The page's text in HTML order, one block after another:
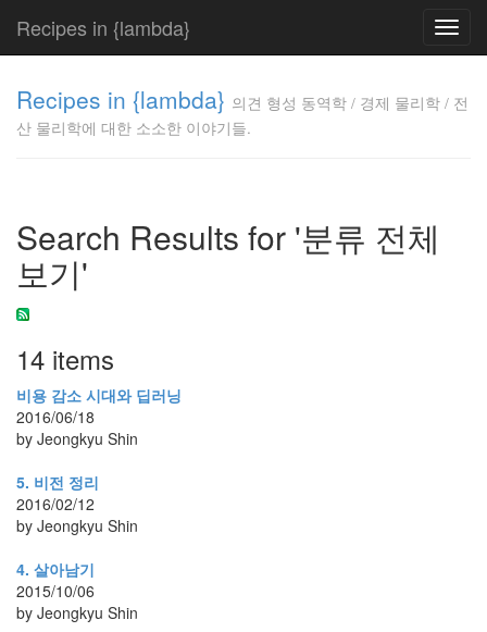
Recipes in {lambda}
Recipes in {lambda} 의견 형성 동역학 / 경제 물리학 / 전
산 물리학에 대한 소소한 이야기들.
Search Results for '분류 전체
보기'
14 items
비용 감소 시대와 딥러닝
2016/06/18
by Jeongkyu Shin
5. 비전 정리
2016/02/12
by Jeongkyu Shin
4. 살아남기
2015/10/06
by Jeongkyu Shin
동역학 /
경제 물리
들.
Jeongkyu
Shin
Tag
Cloud
삶
생
래
블
업
뮬
레
이